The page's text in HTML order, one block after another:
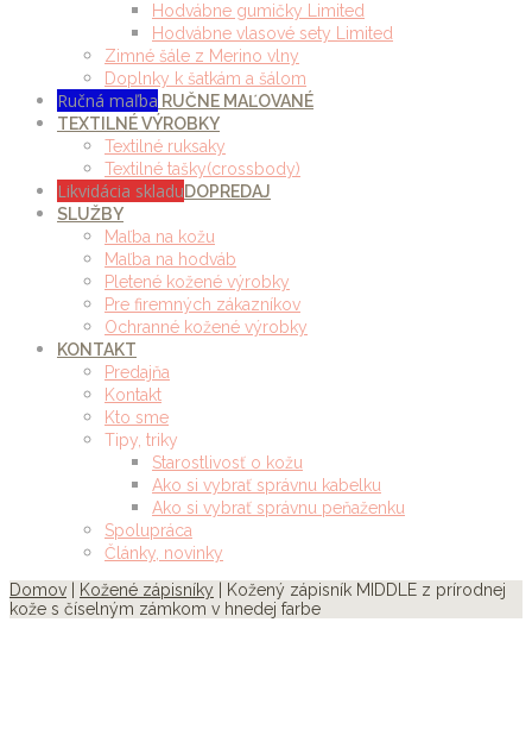
Hodvábne gumičky Limited
Hodvábne vlasové sety Limited
Zimné šále z Merino vlny
Doplnky k šatkám a šálom
Ručná maľba RUČNE MAĽOVANÉ
TEXTILNÉ VÝROBKY
Textilné ruksaky
Textilné tašky(crossbody)
Likvidácia skladuDOPREDAJ
SLUŽBY
Maľba na kožu
Maľba na hodváb
Pletené kožené výrobky
Pre firemných zákazníkov
Ochranné kožené výrobky
KONTAKT
Predajňa
Kontakt
Kto sme
Tipy, triky
Starostlivosť o kožu
Ako si vybrať správnu kabelku
Ako si vybrať správnu peňaženku
Spolupráca
Články, novinky
Domov
Kožené zápisníky | Kožený zápisník MIDDLE z prírodnej
kože s číselným zámkom v hnedej farbe